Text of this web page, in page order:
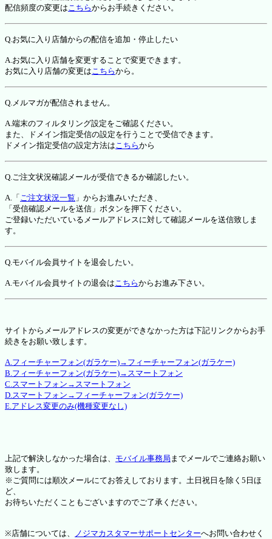
配信頻度の変更はこちらからお手続きください。
Q.お気に入り店舗からの配信を追加・停止したい
A.お気に入り店舗を変更することで変更できます。
お気に入り店舗の変更はこちらから。
Q.メルマガが配信されません。
A.端末のフィルタリング設定をご確認ください。
また、ドメイン指定受信の設定を行うことで受信できます。
ドメイン指定受信の設定方法はこちらから
Q.ご注文状況確認メールが受信できるか確認したい。
A.「 ご注文状況一覧 」からお進みいただき、
「受信確認メールを送信」ボタンを押下ください。
ご登録いただいているメールアドレスに対して確認メールを送信致しま
す。
Q.モバイル会員サイトを退会したい。
A.モバイル会員サイトの退会はこちらからお進み下さい。
サイトからメールアドレスの変更ができなかった方は下記リンクからお手
続きをお願い致します。
A.フィーチャーフォン(ガラケー)→フィーチャーフォン(ガラケー)
B.フィーチャーフォン(ガラケー)→スマートフォン
C.スマートフォン→スマートフォン
D.スマートフォン→フィーチャーフォン(ガラケー)
E.アドレス変更のみ(機種変更なし)
上記で解決しなかった場合は、 モバイル事務局 までメールでご連絡お願い
致します。
※ご質問には順次メールにてお答えしております。土日祝日を除く5日ほ
ど、
お待ちいただくこともございますのでご了承ください。
※店舗については、 ノジマカスタマーサポートセンターへお問い合わせく